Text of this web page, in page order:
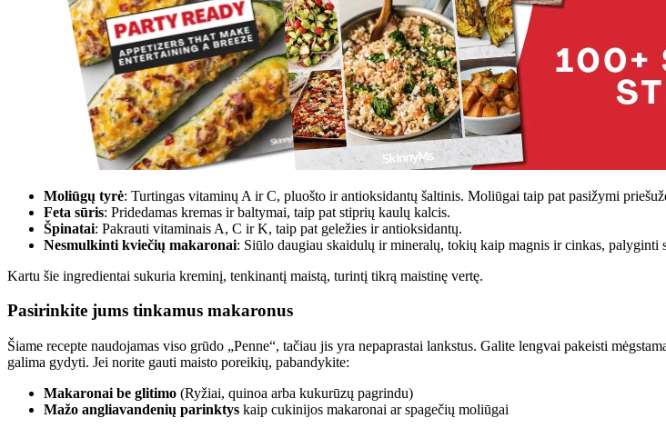
Moliūgų tyrė: Turtingas vitaminų A ir C, pluošto ir antioksidantų šaltinis. Moliūgai taip pat pasižymi
Feta sūris: Pridedamas kremas ir baltymai, taip pat stiprių kaulų kalcis.
Špinatai: Pakrauti vitaminais A, C ir K, taip pat geležies ir antioksidantų.
Nesmulkinti kviečių makaronai: Siūlo daugiau skaidulų ir mineralų, tokių kaip magnis ir cinkas, palyginti
Kartu šie ingredientai sukuria kreminį, tenkinantį maistą, turintį tikrą maistinę vertę.
Pasirinkite jums tinkamus makaronus
Šiame recepte naudojamas viso grūdo „Penne“, tačiau jis yra nepaprastai lankstus. Galite lengvai pakeisti
galima gydyti. Jei norite gauti maisto poreikių, pabandykite:
Makaronai be glitimo (Ryžiai, quinoa arba kukurūzų pagrindu)
Mažo angliavandenių parinktys kaip cukinijos makaronai ar spagečių moliūgai